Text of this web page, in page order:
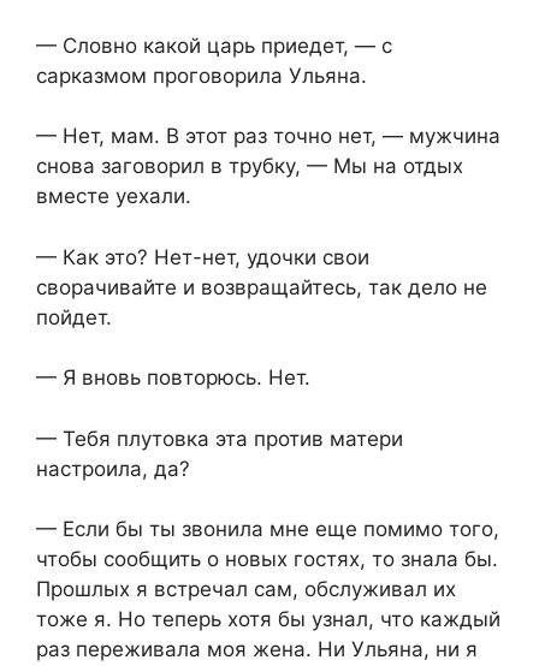
— Словно какой царь приедет, — с
сарказмом проговорила Ульяна.
— Нет, мам. В этот раз точно нет, — мужчина
снова заговорил в трубку, — Мы на отдых
вместе уехали.
— Как это? Нет-нет, удочки свои
сворачивайте и возвращайтесь, так дело не
пойдет.
— Я вновь повторюсь. Нет.
— Тебя плутовка эта против матери
настроила, да?
— Если бы ты звонила мне еще помимо того,
чтобы сообщить о новых гостях, то знала бы.
Прошлых я встречал сам, обслуживал их
тоже я. Но теперь хотя бы узнал, что каждый
раз переживала моя жена. Ни Ульяна, ни я